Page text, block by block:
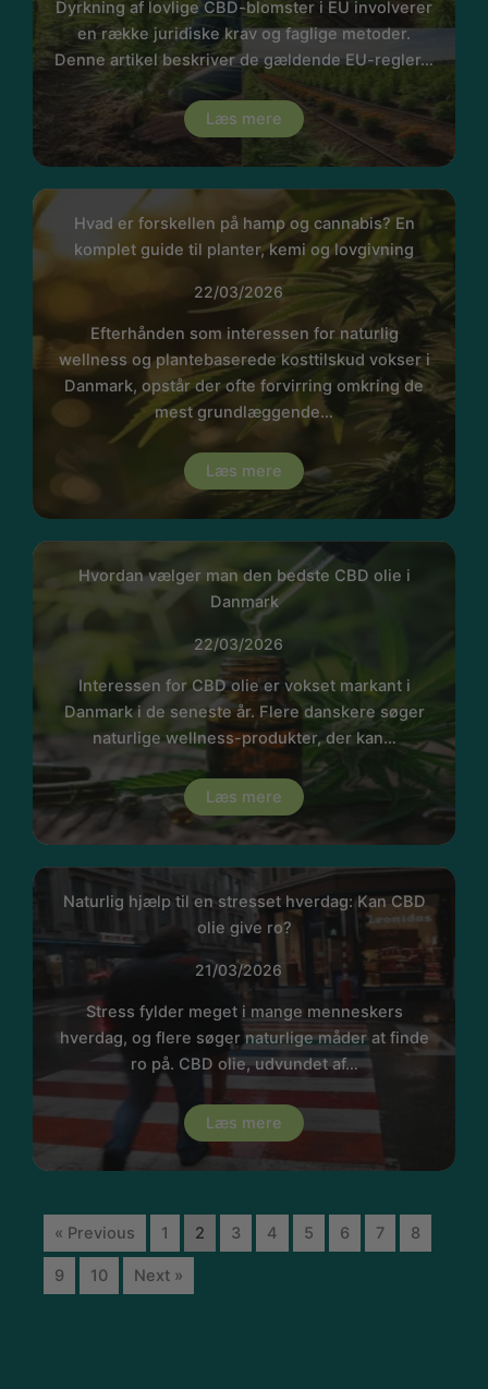
Dyrkning af lovlige CBD-blomster i EU involverer
en række juridiske krav og faglige metoder.
Denne artikel beskriver de gældende EU-regler…
Læs mere
Hvad er forskellen på hamp og cannabis? En
komplet guide til planter, kemi og lovgivning
22/03/2026
Efterhånden som interessen for naturlig
wellness og plantebaserede kosttilskud vokser i
Danmark, opstår der ofte forvirring omkring de
mest grundlæggende…
Læs mere
Hvordan vælger man den bedste CBD olie i
Danmark
22/03/2026
Interessen for CBD olie er vokset markant i
Danmark i de seneste år. Flere danskere søger
naturlige wellness-produkter, der kan…
Læs mere
Naturlig hjælp til en stresset hverdag: Kan CBD
olie give ro?
21/03/2026
Stress fylder meget i mange menneskers
hverdag, og flere søger naturlige måder at finde
ro på. CBD olie, udvundet af…
Læs mere
« Previous 1 2 3 4 5 6 7 8
9 10 Next »